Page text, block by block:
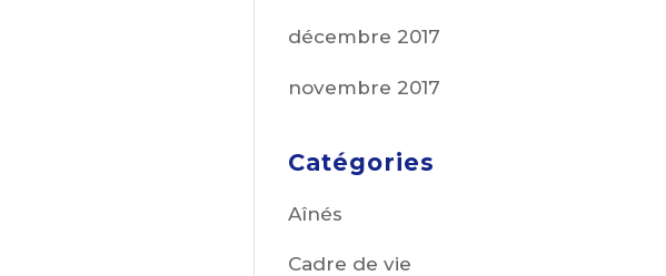
décembre 2017
novembre 2017
Catégories
Aînés
Cadre de vie